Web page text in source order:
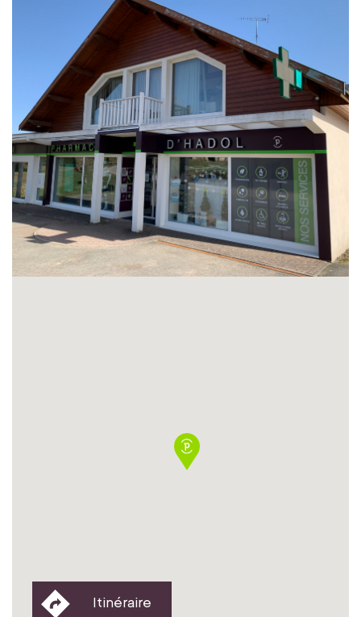
Itinéraire